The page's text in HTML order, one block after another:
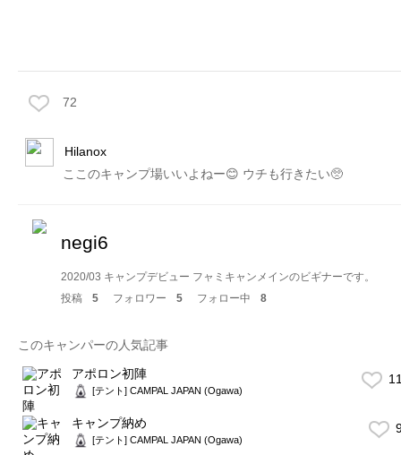
72
Hilanox
ここのキャンプ場いいよねー😊 ウチも行きたい🥺
negi6
2020/03 キャンプデビュー フャミキャンメインのビギナーです。
投稿
5 フォロワー 5 フォロー中 8
このキャンパーの人気記事
アポロン初陣
[テント] CAMPAL JAPAN (Ogawa)
キャンプ納め
[テント] CAMPAL JAPAN (Ogawa)